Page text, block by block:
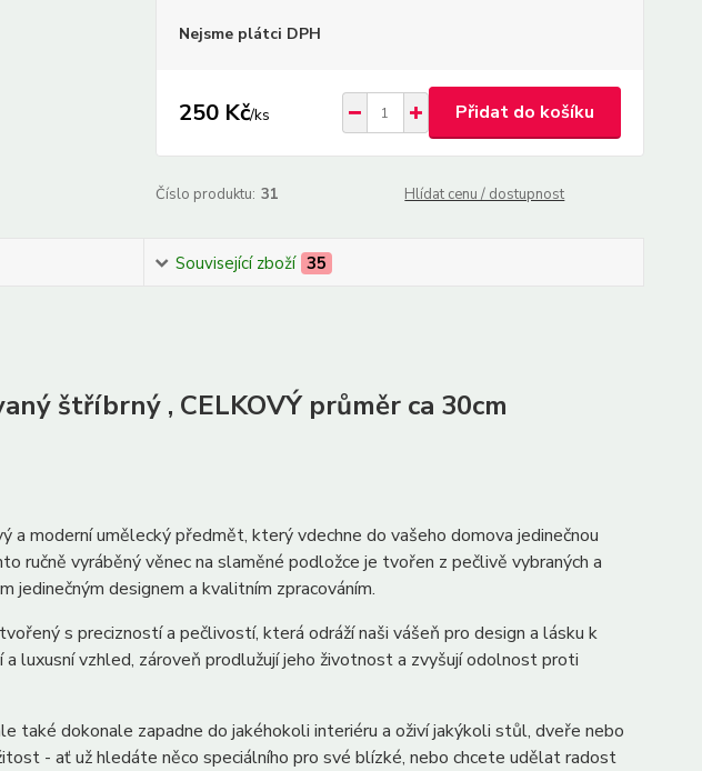
Nejsme plátci DPH
250 Kč/ks Přidat do košíku
Číslo produktu: 31 Hlídat cenu / dostupnost
Související zboží 35
štříbrný , CELKOVÝ průměr ca 30cm
a moderní umělecký předmět, který vdechne do vašeho domova jedinečnou
ručně vyráběný věnec na slaměné podložce je tvořen z pečlivě vybraných a
jedinečným designem a kvalitním zpracováním.
s precizností a pečlivostí, která odráží naši vášeň pro design a lásku k
luxusní vzhled, zároveň prodlužují jeho životnost a zvyšují odolnost proti
také dokonale zapadne do jakéhokoli interiéru a oživí jakýkoli stůl, dveře nebo
- ať už hledáte něco speciálního pro své blízké, nebo chcete udělat radost